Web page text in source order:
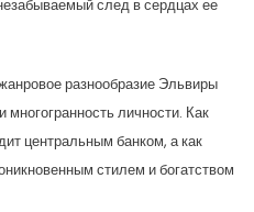
след в сердцах ее
разнообразие Эльвиры
личности. Как
центральным банком, а как
стилем и богатством